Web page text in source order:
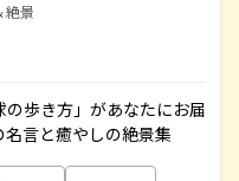
絶景
歩き方」があなたにお届
言と癒やしの絶景集